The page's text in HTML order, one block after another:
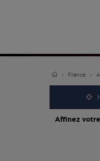
France
Affinez